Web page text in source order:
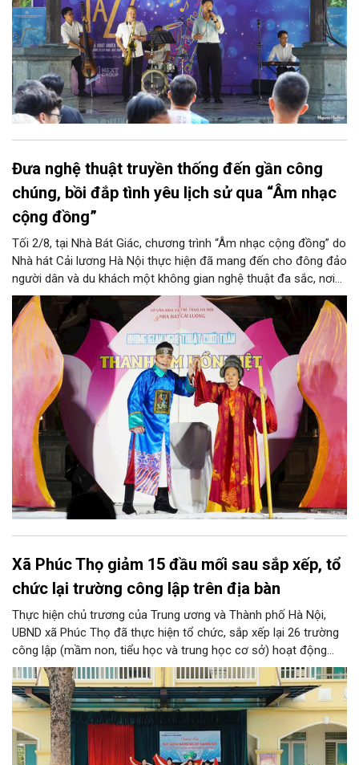
Đưa nghệ thuật truyền thống đến gần công
chúng, bồi đắp tình yêu lịch sử qua “Âm nhạc
cộng đồng”
Tối 2/8, tại Nhà Bát Giác, chương trình “Âm nhạc cộng đồng” do
Nhà hát Cải lương Hà Nội thực hiện đã mang đến cho đông đảo
người dân và du khách một không gian nghệ thuật đa sắc, nơi
những làn điệu cải lương, ca cổ, tân cổ và các tiết mục múa
hòa quyện trong không gian của phố đi bộ hồ Hoàn Kiếm. Đặc
biệt, chương trình có sự giao lưu của các nghệ sĩ đến từ
phương Nam, góp phần tạo nên cuộc gặp gỡ nghệ thuật giàu
cảm xúc.
Xã Phúc Thọ giảm 15 đầu mối sau sắp xếp, tổ
chức lại trường công lập trên địa bàn
Thực hiện chủ trương của Trung ương và Thành phố Hà Nội,
UBND xã Phúc Thọ đã thực hiện tổ chức, sắp xếp lại 26 trường
công lập (mầm non, tiểu học và trung học cơ sở) hoạt động
độc lập thành 11 trường. Sau khi sắp xếp, xã Phúc Thọ giảm 15
đầu mối đơn vị, tỷ lệ tinh gọn đạt 57,69%.